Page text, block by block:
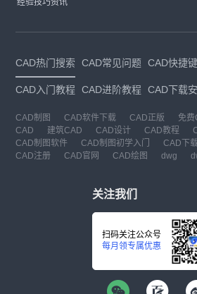
经验技巧资讯
CAD热门搜索 CAD常见问题 CAD快捷
CAD入门教程 CAD进阶教程 CAD下载
CAD制图 CAD软件下载 CAD正版 免费
CAD
建筑CAD CAD设计 CAD教程
CAD制图软件
CAD制图初学入门 CAD下
CAD注册
CAD官网 CAD绘图 dwg
关注我们
扫码关注公众号
每月领专属优惠